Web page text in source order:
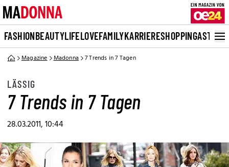
FASHIONBEAUTYLIFELOVEFAMILYKARRIERESHOPPINGASTRO
Magazine Madonna 7 Trends in 7 Tagen
LÄSSIG
7 Trends in 7 Tagen
28.03.2011, 10:44